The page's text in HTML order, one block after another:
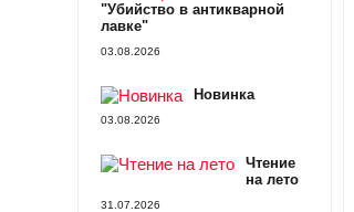
"Убийство в антикварной
лавке"
03.08.2026
Новинка
03.08.2026
Чтение
на лето
31.07.2026